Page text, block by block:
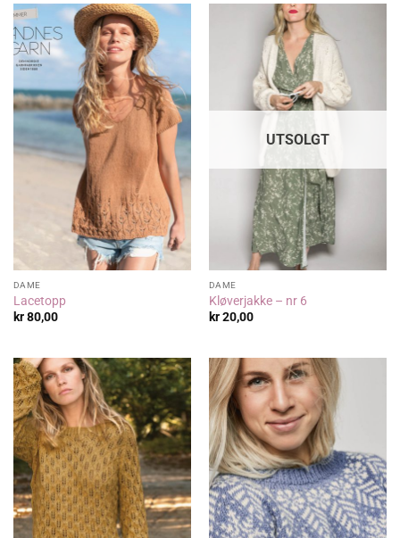
DAME
Lacetopp
kr80,00
UTSOLGT
DAME
Kløverjakke – nr 6
kr20,00